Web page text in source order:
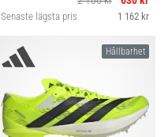
Senaste lägsta pris 1 162 kr
Hållbarhet